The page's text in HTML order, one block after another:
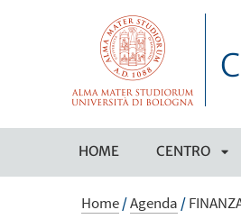
HOME CENTRO
Home/Agenda /